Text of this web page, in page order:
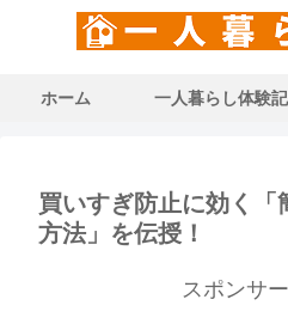
ホーム 一人暮らし体験記
買いすぎ防止に効く「
方法」を伝授！
スポンサ